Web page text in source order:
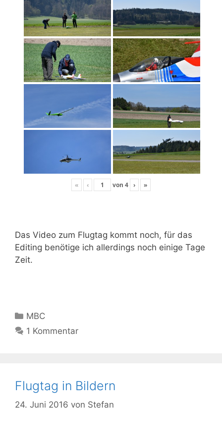
« ‹ von 4 › »
Das Video zum Flugtag kommt noch, für das
Editing benötige ich allerdings noch einige Tage
Zeit.
Kategorien
MBC
1 Kommentar
Flugtag in Bildern
24. Juni 2016 von Stefan